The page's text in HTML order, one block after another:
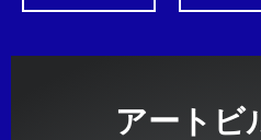
アートビ